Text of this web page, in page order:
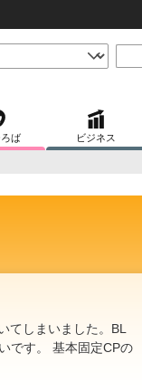
ば ビジネス
てしまいました。BL
です。 基本固定CPの